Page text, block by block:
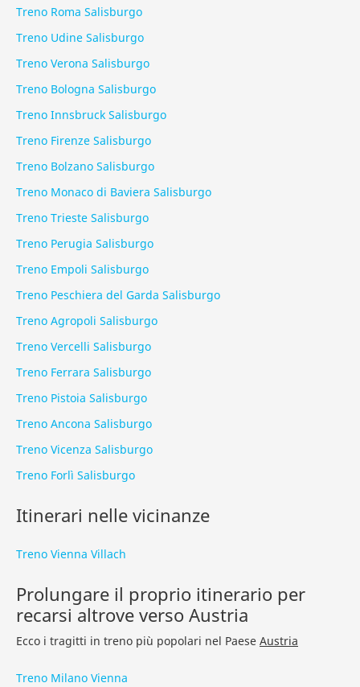
Treno Roma Salisburgo
Treno Udine Salisburgo
Treno Verona Salisburgo
Treno Bologna Salisburgo
Treno Innsbruck Salisburgo
Treno Firenze Salisburgo
Treno Bolzano Salisburgo
Treno Monaco di Baviera Salisburgo
Treno Trieste Salisburgo
Treno Perugia Salisburgo
Treno Empoli Salisburgo
Treno Peschiera del Garda Salisburgo
Treno Agropoli Salisburgo
Treno Vercelli Salisburgo
Treno Ferrara Salisburgo
Treno Pistoia Salisburgo
Treno Ancona Salisburgo
Treno Vicenza Salisburgo
Treno Forlì Salisburgo
Itinerari nelle vicinanze
Treno Vienna Villach
Prolungare il proprio itinerario per
recarsi altrove verso Austria
Ecco i tragitti in treno più popolari nel Paese Austria
Treno Milano Vienna